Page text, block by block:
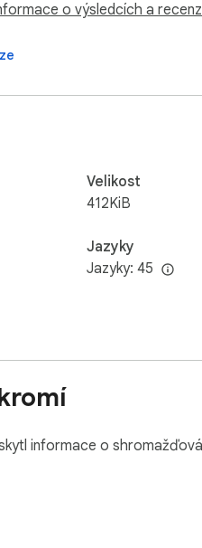
o výsledcích a
Velikost
412KiB
Jazyky
Jazyky: 45
informace o